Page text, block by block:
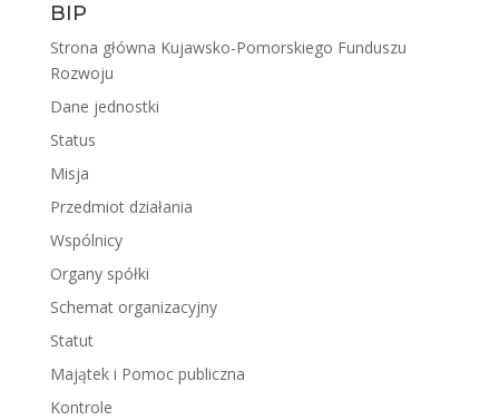
BIP
Strona główna Kujawsko-Pomorskiego Funduszu
Rozwoju
Dane jednostki
Status
Misja
Przedmiot działania
Wspólnicy
Organy spółki
Schemat organizacyjny
Statut
Majątek i Pomoc publiczna
Kontrole